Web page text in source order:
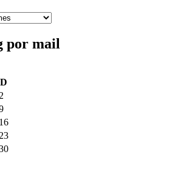
por mail
D
2
16
23